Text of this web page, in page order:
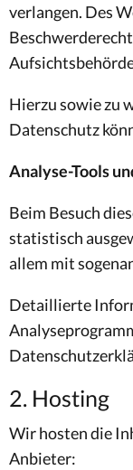
verlangen. Des
Hierzu sowie zu
Datenschutz
Analyse-Tools
Beim Besuch
statistisch
allem mit
Detaillierte
2. Hosting
Wir hosten die
Anbieter: